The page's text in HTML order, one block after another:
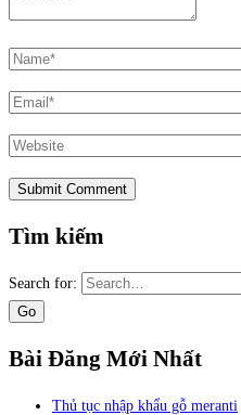
Tìm kiếm
Search for:
Bài Đăng Mới Nhất
Thủ tục nhập khẩu gỗ meranti